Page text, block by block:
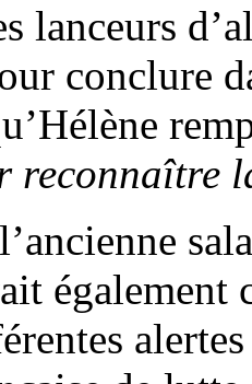
lanceurs
conclure
également